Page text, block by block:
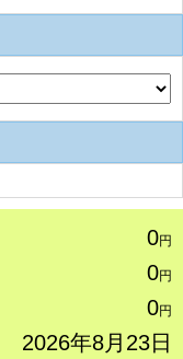
0円
0円
0円
2026年8月23日